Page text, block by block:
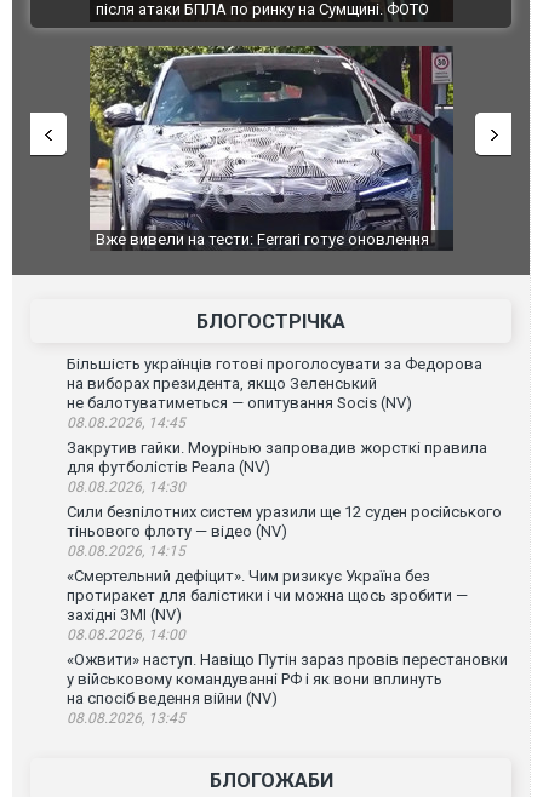
після атаки БПЛА по ринку на Сумщині. ФОТО
склад
ВІДЕО
Вже вивели на тести: Ferrari готує оновлення
Вийшов
фільму
БЛОГОСТРІЧКА
Більшість українців готові проголосувати за Федорова
на виборах президента, якщо Зеленський
не балотуватиметься — опитування Socis (NV)
08.08.2026, 14:45
Закрутив гайки. Моурінью запровадив жорсткі правила
для футболістів Реала (NV)
08.08.2026, 14:30
Сили безпілотних систем уразили ще 12 суден російського
тіньового флоту — відео (NV)
08.08.2026, 14:15
«Смертельний дефіцит». Чим ризикує Україна без
протиракет для балістики і чи можна щось зробити —
західні ЗМІ (NV)
08.08.2026, 14:00
«Ожвити» наступ. Навіщо Путін зараз провів перестановки
у військовому командуванні РФ і як вони вплинуть
на спосіб ведення війни (NV)
08.08.2026, 13:45
БЛОГОЖАБИ